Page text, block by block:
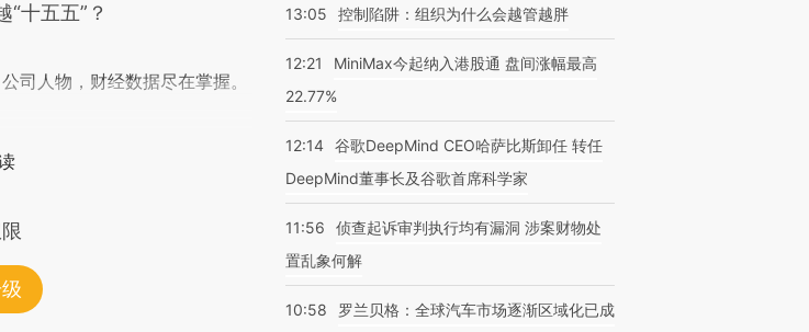
十五五”？
司人物，财经数据尽在掌握。
13:05 控制陷阱：组织为什么会越管越胖
12:21
MiniMax今起纳入港股通 盘间涨幅最高
22.77%
12:14 谷歌DeepMind CEO哈萨比斯卸任 转任
DeepMind董事长及谷歌首席科学家
11:56
侦查起诉审判执行均有漏洞 涉案财物处
置乱象何解
10:58
罗兰贝格：全球汽车市场逐渐区域化已成